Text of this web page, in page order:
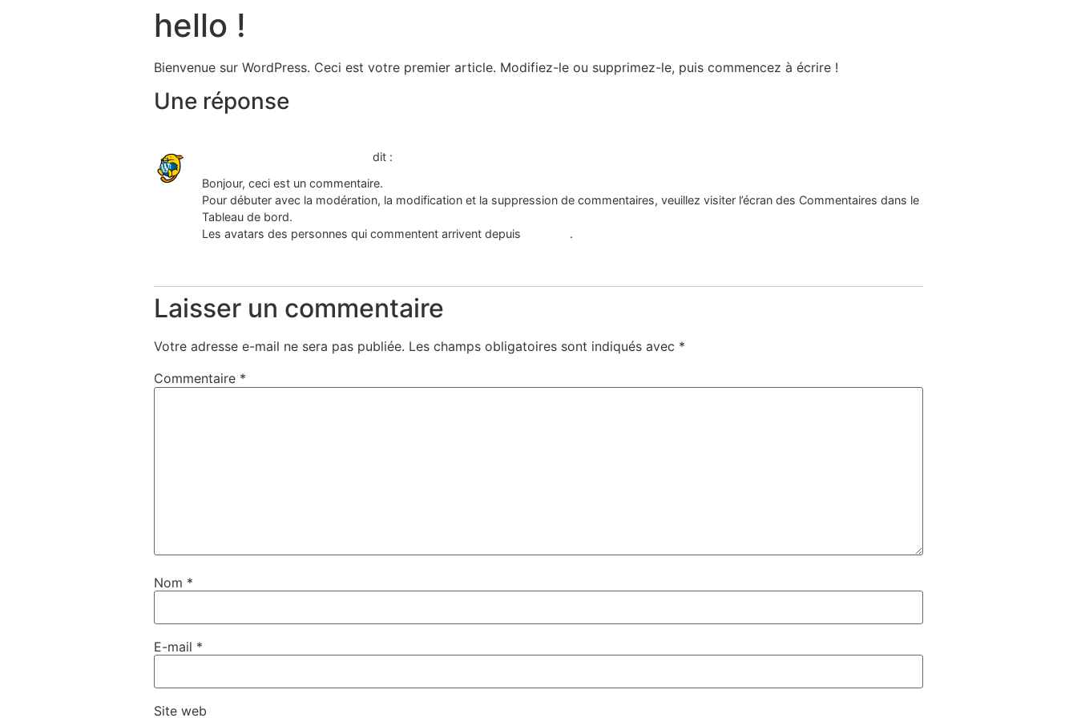
hello !
Bienvenue sur WordPress. Ceci est votre premier article. Modifiez-le ou supprimez-le, puis commencez à écrire !
Une réponse
dit :
Bonjour, ceci est un commentaire.
Pour débuter avec la modération, la modification et la suppression de commentaires, veuillez visiter l’écran des Commentaires dans le
Tableau de bord.
Les avatars des personnes qui commentent arrivent depuis
.
Laisser un commentaire
Votre adresse e-mail ne sera pas publiée. Les champs obligatoires sont indiqués avec *
Commentaire *
Nom *
E-mail *
Site web